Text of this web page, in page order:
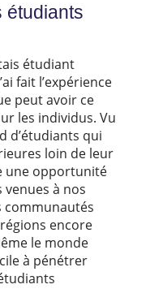
étudiants
étudiant
fait l’expérience
peut avoir ce
les individus. Vu
d’étudiants qui
loin de leur
une opportunité
à nos
communautés
encore
le monde
à pénétrer